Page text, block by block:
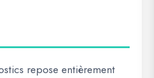
repose entièrement